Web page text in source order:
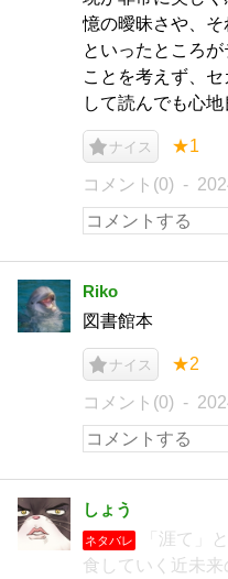
憶の曖昧さや、
といったところ
ことを考えず、
して読んでも心
ナイス ★1
コメント(0)
Riko
図書館本
ナイス ★2
コメント(0)
しょう
ネタバレ
「涯て」
食していく近未